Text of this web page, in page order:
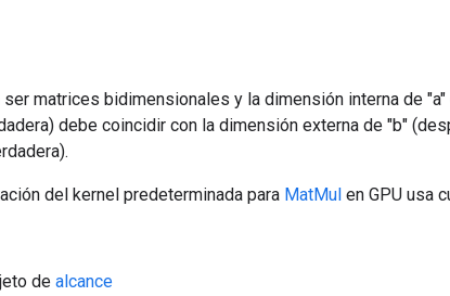
matrices bidimensionales y la dimensión interna de
debe coincidir con la dimensión externa de "b"
del kernel predeterminada para MatMul en GPU usa
de alcance